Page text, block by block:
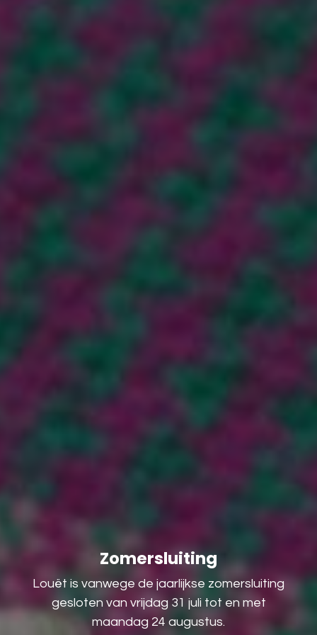
Zomersluiting
Louët is vanwege de jaarlijkse zomersluiting
gesloten van vrijdag 31 juli tot en met
maandag 24 augustus.